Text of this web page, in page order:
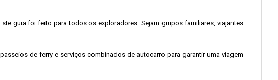
guia foi feito para todos os exploradores. Sejam grupos familiares, viajantes
de ferry e serviços combinados de autocarro para garantir uma viagem